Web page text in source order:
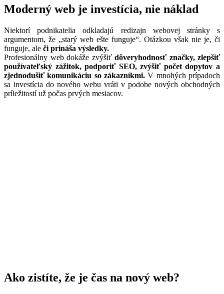
Moderný web je investícia, nie náklad
Niektorí podnikatelia odkladajú redizajn webovej stránky s
argumentom, že „starý web ešte funguje“. Otázkou však nie je, či
funguje, ale či prináša výsledky.
Profesionálny web dokáže zvýšiť dôveryhodnosť značky, zlepšiť
používateľský zážitok, podporiť SEO, zvýšiť počet dopytov a
zjednodušiť komunikáciu so zákazníkmi. V mnohých prípadoch
sa investícia do nového webu vráti v podobe nových obchodných
príležitostí už počas prvých mesiacov.
Ako zistíte, že je čas na nový web?